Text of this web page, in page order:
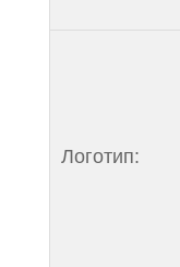
Логотип: